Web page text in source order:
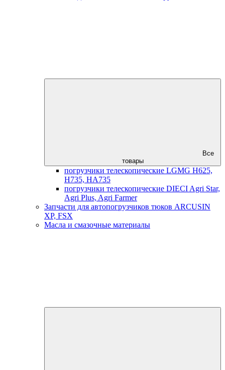
Все
товары
погрузчики телескопические LGMG H625,
H735, HA735
погрузчики телескопические DIECI Agri Star,
Agri Plus, Agri Farmer
Запчасти для автопогрузчиков тюков ARCUSIN
XP, FSX
Масла и смазочные материалы